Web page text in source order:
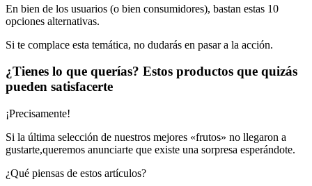
En bien de los usuarios (o bien consumidores), bastan estas 10
opciones alternativas.
Si te complace esta temática, no dudarás en pasar a la acción.
¿Tienes lo que querías? Estos productos que quizás
pueden satisfacerte
¡Precisamente!
Si la última selección de nuestros mejores «frutos» no llegaron a
gustarte,queremos anunciarte que existe una sorpresa esperándote.
¿Qué piensas de estos artículos?